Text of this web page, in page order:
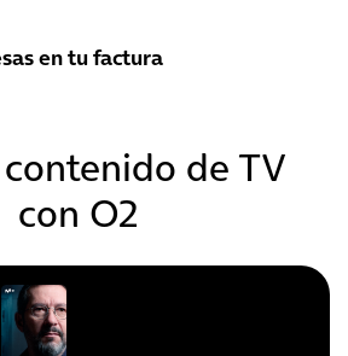
en tu factura
de TV
con O2